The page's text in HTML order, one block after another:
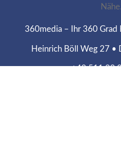
360media – Ihr 360 Grad
Heinrich Böll Weg 27 •
+49 511 22